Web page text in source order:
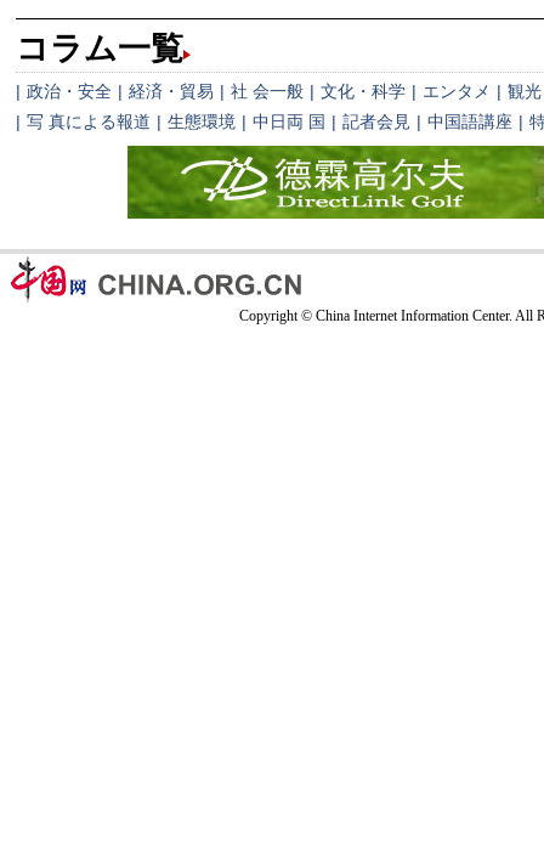
コラム一覧
| 政治・安全 | 経済・貿易 | 社 会一般 | 文化・科学 | エンタメ | 観光
| 写 真による報道 | 生態環境 | 中日両 国 | 記者会見 | 中国語講座 |